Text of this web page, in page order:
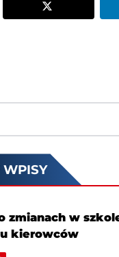
zmianach w
kierowców